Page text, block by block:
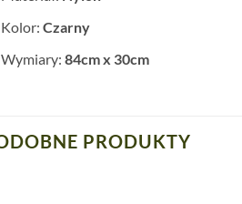
Kolor: Czarny
Wymiary: 84cm x 30cm
PRODUKTY